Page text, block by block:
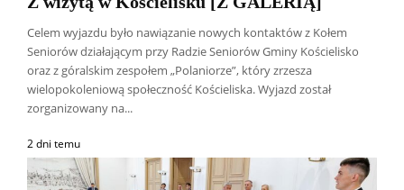
Celem wyjazdu było nawiązanie nowych kontaktów z Kołem
Seniorów działającym przy Radzie Seniorów Gminy Kościelisko
oraz z góralskim zespołem „Polaniorze”, który zrzesza
wielopokoleniową społeczność Kościeliska. Wyjazd został
zorganizowany na...
2 dni temu